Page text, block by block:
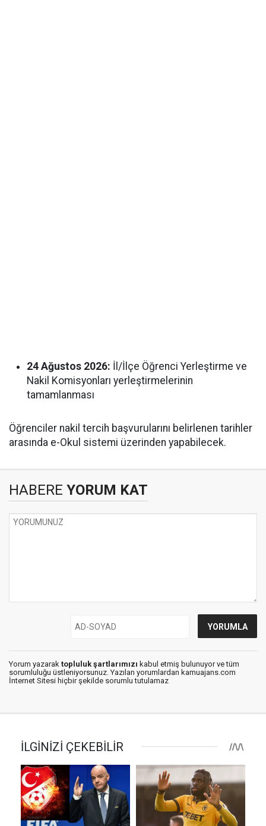
24 Ağustos 2026: İl/İlçe Öğrenci Yerleştirme ve
Nakil Komisyonları yerleştirmelerinin
tamamlanması
Öğrenciler nakil tercih başvurularını belirlenen tarihler
arasında e-Okul sistemi üzerinden yapabilecek.
HABERE YORUM KAT
Yorum yazarak topluluk şartlarımızı kabul etmiş bulunuyor ve tüm
sorumluluğu üstleniyorsunuz. Yazılan yorumlardan kamuajans.com
İnternet Sitesi hiçbir şekilde sorumlu tutulamaz